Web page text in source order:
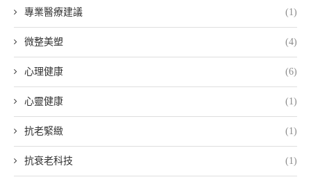
專業醫療建議 (1)
微整美塑 (4)
心理健康 (6)
心靈健康 (1)
抗老緊緻 (1)
抗衰老科技 (1)